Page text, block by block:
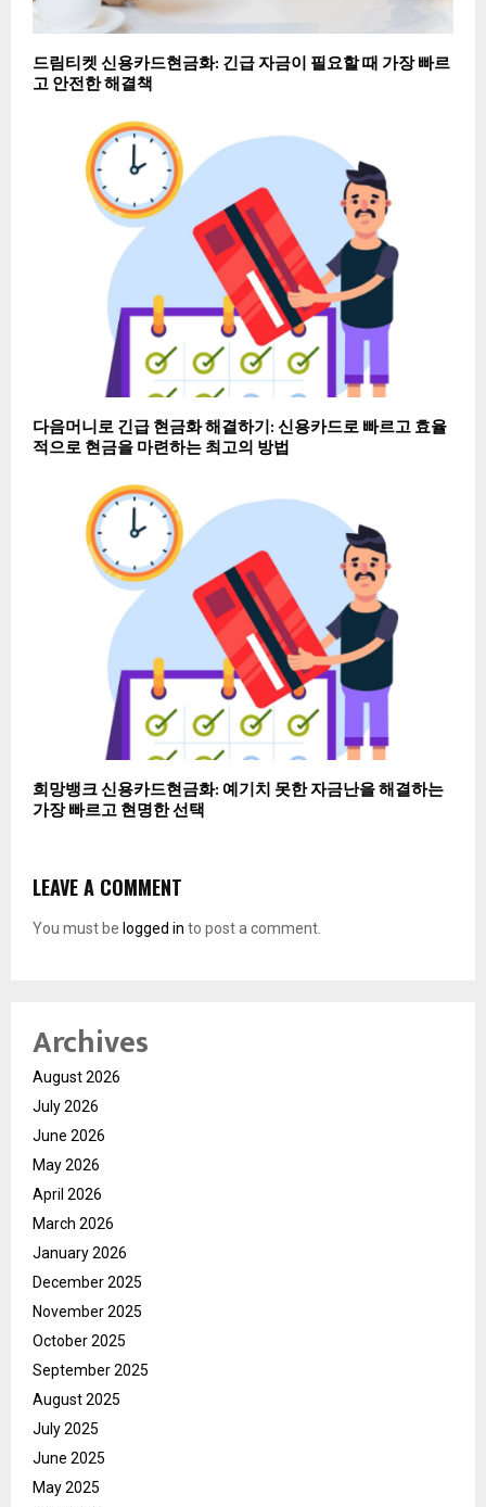
드림티켓 신용카드현금화: 긴급 자금이 필요할 때 가장 빠르
고 안전한 해결책
다음머니로 긴급 현금화 해결하기: 신용카드로 빠르고 효율
적으로 현금을 마련하는 최고의 방법
희망뱅크 신용카드현금화: 예기치 못한 자금난을 해결하는
가장 빠르고 현명한 선택
LEAVE A COMMENT
You must be logged in to post a comment.
Archives
August 2026
July 2026
June 2026
May 2026
April 2026
March 2026
January 2026
December 2025
November 2025
October 2025
September 2025
August 2025
July 2025
June 2025
May 2025